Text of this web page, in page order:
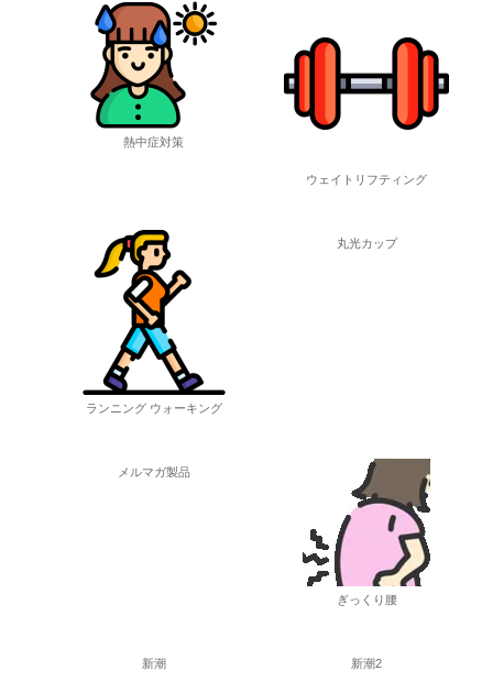
熱中症対策
ウェイトリフティング
ランニング ウォーキング
丸光カップ
メルマガ製品
ぎっくり腰
新潮 新潮2